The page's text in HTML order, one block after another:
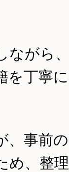
ながら
を丁寧
、事前
め、整